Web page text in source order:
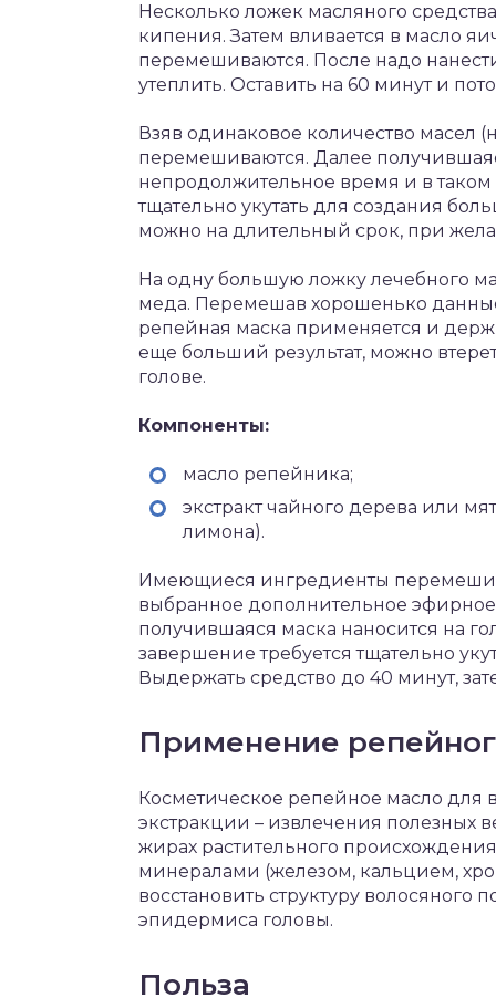
Несколько ложек масляного
кипения. Затем вливается в масло
перемешиваются. После надо
утеплить. Оставить на 60 минут и
Взяв одинаковое количество масел
перемешиваются. Далее
непродолжительное время и в
тщательно укутать для создания
можно на длительный срок, при
На одну большую ложку лечебного
меда. Перемешав хорошенько
репейная маска применяется и
еще больший результат, можно
голове.
Компоненты:
масло репейника;
экстракт чайного дерева или
лимона).
Имеющиеся ингредиенты
выбранное дополнительное эфирное
получившаяся маска наносится на
завершение требуется тщательно
Выдержать средство до 40 минут,
Применение
Косметическое репейное масло
экстракции – извлечения полезных
жирах растительного
минералами (железом, кальцием,
восстановить структуру волосяного
эпидермиса головы.
Польза